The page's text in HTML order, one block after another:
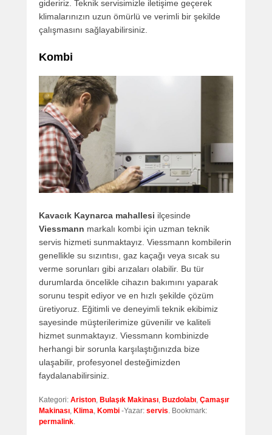
gideririz. Teknik servisimizle iletişime geçerek
klimalarınızın uzun ömürlü ve verimli bir şekilde
çalışmasını sağlayabilirsiniz.
Kombi
Kavacık Kaynarca mahallesi ilçesinde
Viessmann markalı kombi için uzman teknik
servis hizmeti sunmaktayız. Viessmann kombilerin
genellikle su sızıntısı, gaz kaçağı veya sıcak su
verme sorunları gibi arızaları olabilir. Bu tür
durumlarda öncelikle cihazın bakımını yaparak
sorunu tespit ediyor ve en hızlı şekilde çözüm
üretiyoruz. Eğitimli ve deneyimli teknik ekibimiz
sayesinde müşterilerimize güvenilir ve kaliteli
hizmet sunmaktayız. Viessmann kombinizde
herhangi bir sorunla karşılaştığınızda bize
ulaşabilir, profesyonel desteğimizden
faydalanabilirsiniz.
Kategori: Ariston Bulaşık Makinası Buzdolabı Çamaşır
Makinası Klima Kombi -Yazar: servis . Bookmark:
permalink